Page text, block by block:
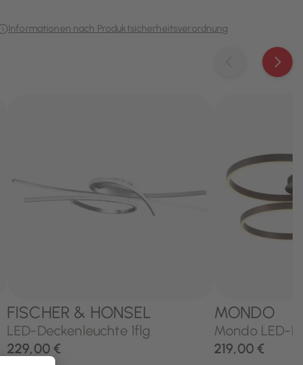
Informationen nach Produktsicherheitsverordnung